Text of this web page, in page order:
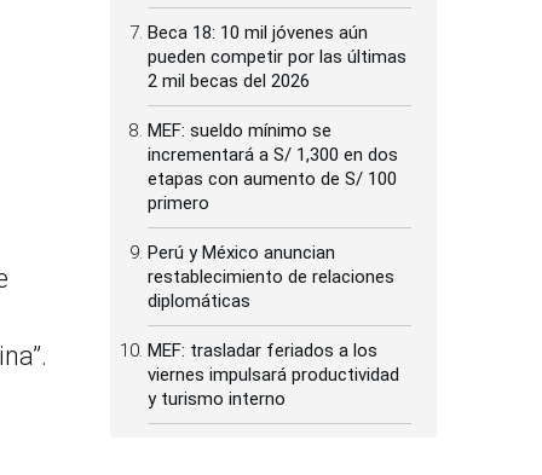
Beca 18: 10 mil jóvenes aún
pueden competir por las últimas
2 mil becas del 2026
MEF: sueldo mínimo se
incrementará a S/ 1,300 en dos
etapas con aumento de S/ 100
primero
Perú y México anuncian
restablecimiento de relaciones
diplomáticas
MEF: trasladar feriados a los
viernes impulsará productividad
y turismo interno